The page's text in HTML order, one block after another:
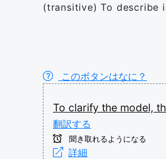
(transitive) To describe
このボタンはなに？
To clarify the model,
翻訳する
聞き取れるようになる
詳細